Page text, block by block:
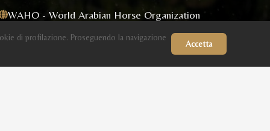
WAHO - World Arabian Horse Organization
ECAHO - European Conference of Arab Horse
di profilazione. Proseguendo la navigazione
Accetta